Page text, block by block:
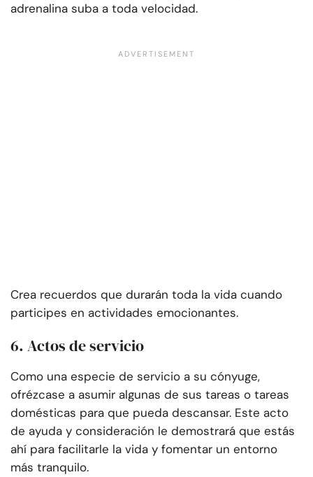
adrenalina suba a toda velocidad.
Crea recuerdos que durarán toda la vida cuando
participes en actividades emocionantes.
6. Actos de servicio
Como una especie de servicio a su cónyuge,
ofrézcase a asumir algunas de sus tareas o tareas
domésticas para que pueda descansar. Este acto
de ayuda y consideración le demostrará que estás
ahí para facilitarle la vida y fomentar un entorno
más tranquilo.